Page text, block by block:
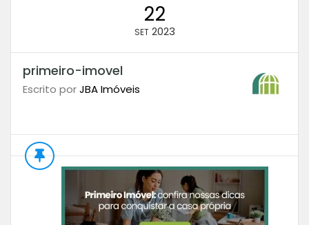
22
SET 2023
primeiro-imovel
Escrito porJBA Imóveis